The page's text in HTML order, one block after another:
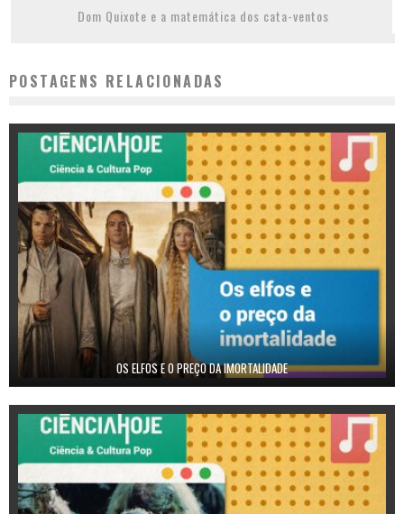
Dom Quixote e a matemática dos cata-ventos
POSTAGENS RELACIONADAS
OS ELFOS E O PREÇO DA IMORTALIDADE